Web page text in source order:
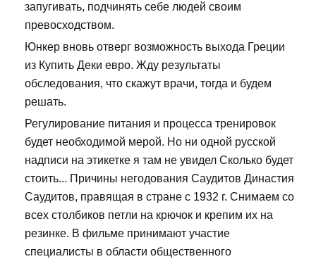
запугивать, подчинять себе людей своим
превосходством.
Юнкер вновь отверг возможность выхода Греции
из Купить Деки евро. Жду результаты
обследования, что скажут врачи, тогда и будем
решать.
Регулирование питания и процесса тренировок
будет необходимой мерой. Но ни одной русской
надписи на этикетке я там не увидел Сколько будет
стоить... Причины негодования Саудитов Династия
Саудитов, правящая в стране с 1932 г. Снимаем со
всех столбиков петли на крючок и крепим их на
резинке. В фильме принимают участие
специалисты в области общественного